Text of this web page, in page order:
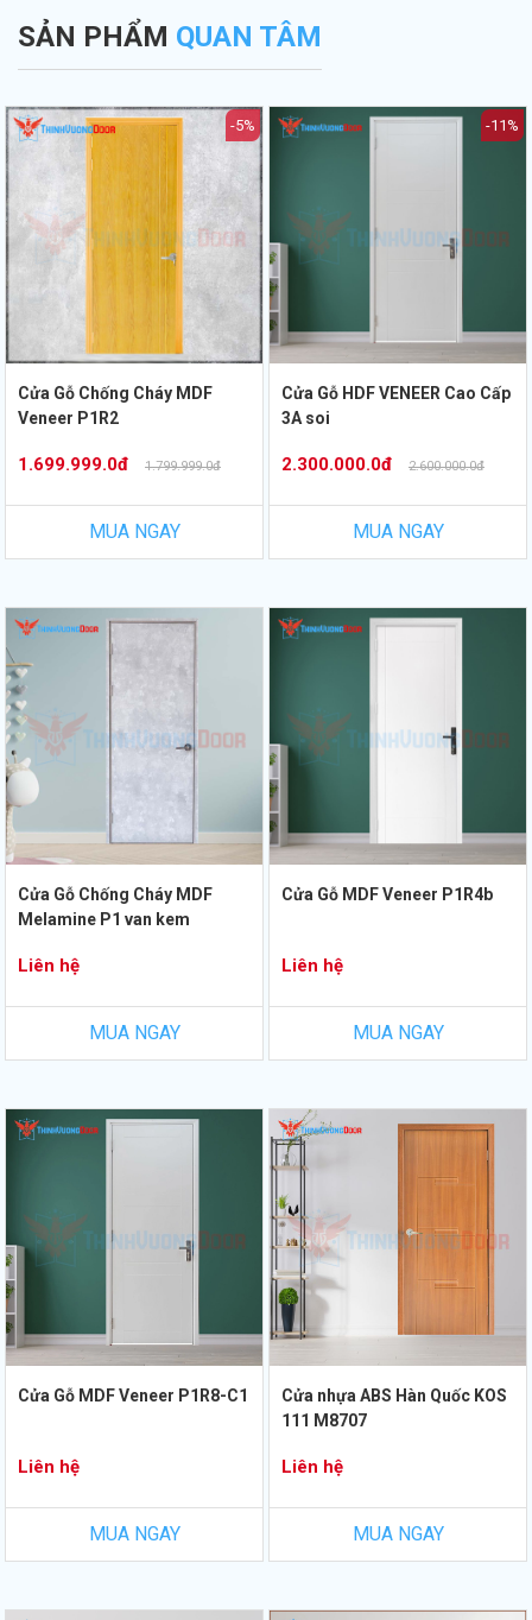
SẢN PHẨM QUAN TÂM
-5%
Cửa Gỗ Chống Cháy MDF
Veneer P1R2
1.699.999.0đ 1.799.999.0đ
MUA NGAY
-11%
Cửa Gỗ HDF VENEER Cao Cấp
3A soi
2.300.000.0đ 2.600.000.0đ
MUA NGAY
Cửa Gỗ Chống Cháy MDF
Melamine P1 van kem
Liên hệ
MUA NGAY
Cửa Gỗ MDF Veneer P1R4b
Liên hệ
MUA NGAY
Cửa Gỗ MDF Veneer P1R8-C1
Liên hệ
MUA NGAY
Cửa nhựa ABS Hàn Quốc KOS
111 M8707
Liên hệ
MUA NGAY